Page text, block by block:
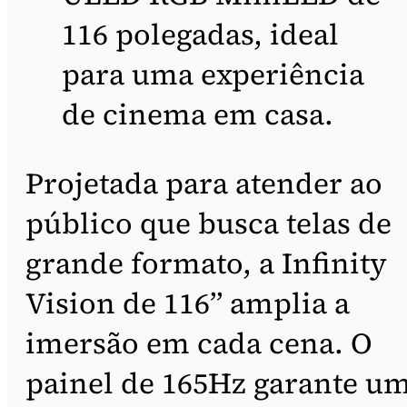
116 polegadas, ideal
para uma experiência
de cinema em casa.
Projetada para atender ao
público que busca telas de
grande formato, a Infinity
Vision de 116’’ amplia a
imersão em cada cena. O
painel de 165Hz garante